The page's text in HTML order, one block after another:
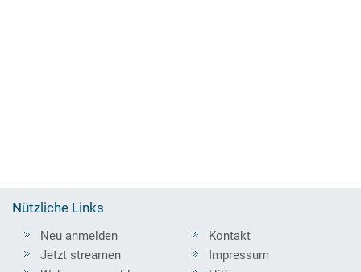
Nützliche Links
Neu anmelden
Jetzt streamen
Kontakt
Impressum